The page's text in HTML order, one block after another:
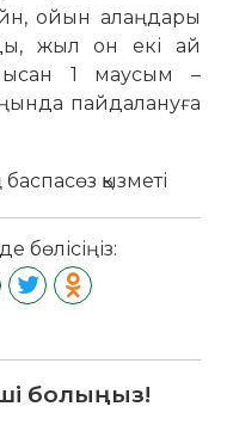
ойын алаңдары
жыл он екі ай
1 маусым –
пайдалануға
қызметі
бөлісіңіз:
болыңыз!